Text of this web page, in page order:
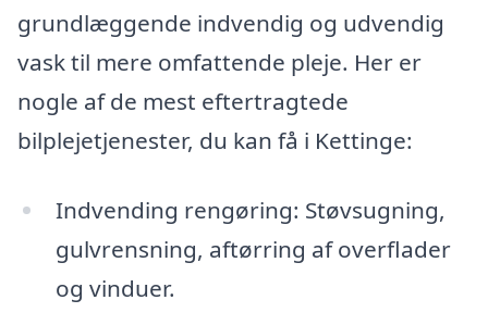
grundlæggende indvendig og udvendig
vask til mere omfattende pleje. Her er
nogle af de mest eftertragtede
bilplejetjenester, du kan få i Kettinge:
Indvending rengøring: Støvsugning,
gulvrensning, aftørring af overflader
og vinduer.